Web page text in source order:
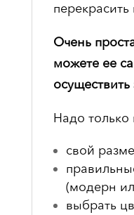
Очень
можете ее
Надо только
свой
(модерн
выбрать